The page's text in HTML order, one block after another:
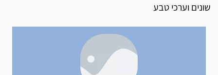
שונים וערכי טבע